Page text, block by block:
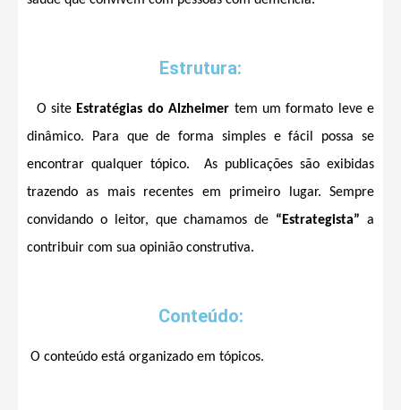
Estrutura:
O site Estratégias do Alzheimer tem um formato leve e
dinâmico. Para que de forma simples e fácil possa se
encontrar qualquer tópico. As publicações são exibidas
trazendo as mais recentes em primeiro lugar. Sempre
convidando o leitor, que chamamos de “Estrategista”a
contribuir com sua opinião construtiva.
Conteúdo:
O conteúdo está organizado em tópicos.